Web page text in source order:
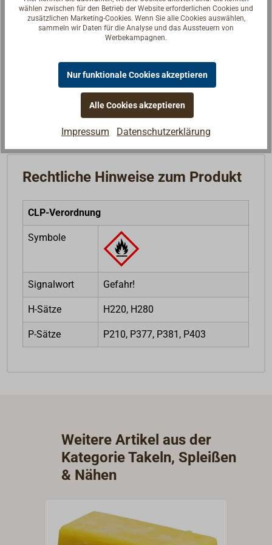
Fragen zum Artikel?
Seglerinnen. Wir verstehen Ihre Fragen und geben die
passende Antwort.
Experten kontaktieren
Rechtliche Hinweise zum Produkt
CLP-Verordnung
Symbole
Signalwort Gefahr!
H-Sätze H220, H280
P-Sätze P210, P377, P381, P403
Weitere Artikel aus der
Kategorie Takeln, Spleißen
& Nähen
wählen zwischen für den Betrieb der Website erforderlichen Cookies und
zusätzlichen Marketing-Cookies. Wenn Sie alle Cookies auswählen,
sammeln wir Daten für die Analyse und das Aussteuern von
Werbekampagnen.
Nur funktionale Cookies akzeptieren
Alle Cookies akzeptieren
Impressum Datenschutzerklärung